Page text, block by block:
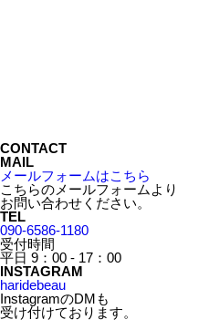
CONTACT
MAIL
メールフォームはこちら
こちらのメールフォームより
お問い合わせください。
TEL
090-6586-1180
受付時間
平日 9：00 - 17：00
INSTAGRAM
haridebeau
InstagramのDMも
受け付けております。